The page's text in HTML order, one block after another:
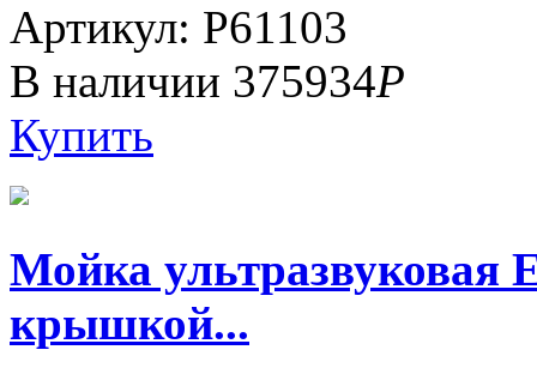
Артикул: P61103
В наличии 375934Р
Купить
Мойка ультразвуковая
крышкой...